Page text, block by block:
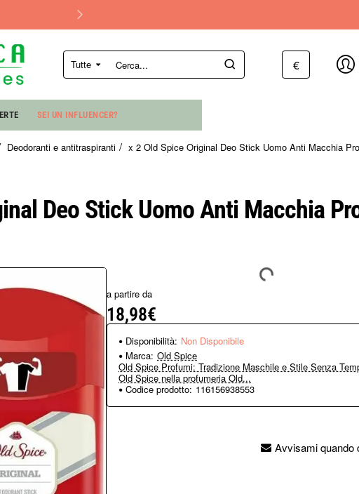
Tutte
Cerca... €
SEI UN INFLUENCER?
Deo Stick Uomo Anti Macchia
Deodoranti e antitraspiranti x 2 Old Spice Original Deo Stick Uomo Anti Macchia
a partire da
18,98€
Disponibilità: Non Disponibile
Marca: Old Spice
Old Spice Profumi: Tradizione Maschile e Stile Senza
Old Spice nella profumeria Old...
Codice prodotto: 116156938553
Avvisami quando